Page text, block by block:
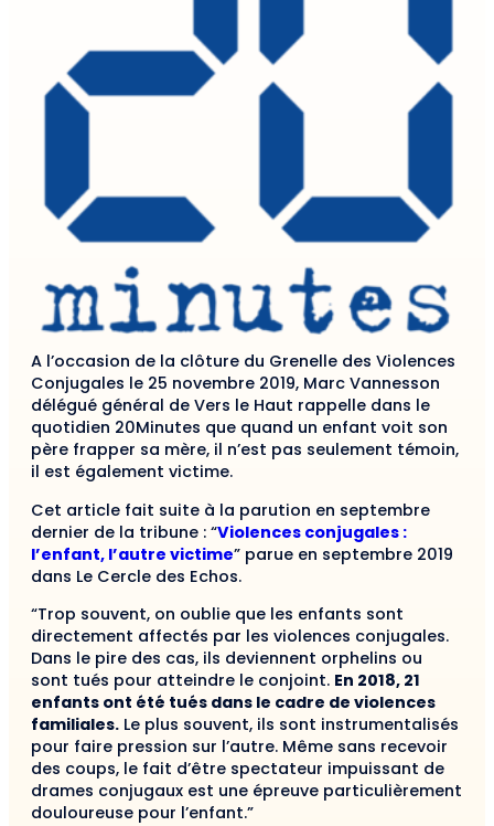
A l’occasion de la clôture du Grenelle des Violences
Conjugales le 25 novembre 2019, Marc Vannesson
délégué général de Vers le Haut rappelle dans le
quotidien 20Minutes que quand un enfant voit son
père frapper sa mère, il n’est pas seulement témoin,
il est également victime.
Cet article fait suite à la parution en septembre
dernier de la tribune : “Violences conjugales :
l’enfant, l’autre victime” parue en septembre 2019
dans Le Cercle des Echos.
“Trop souvent, on oublie que les enfants sont
directement affectés par les violences conjugales.
Dans le pire des cas, ils deviennent orphelins ou
sont tués pour atteindre le conjoint. En 2018, 21
enfants ont été tués dans le cadre de violences
familiales. Le plus souvent, ils sont instrumentalisés
pour faire pression sur l’autre. Même sans recevoir
des coups, le fait d’être spectateur impuissant de
drames conjugaux est une épreuve particulièrement
douloureuse pour l’enfant.”